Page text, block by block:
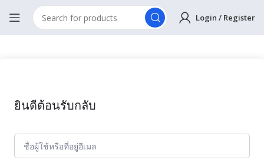
Login / Register
ยินดีต้อนรับกลับ